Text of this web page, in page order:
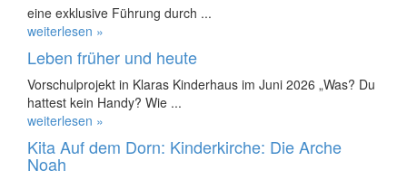
eine exklusive Führung durch ...
weiterlesen »
Leben früher und heute
Vorschulprojekt in Klaras Kinderhaus im Juni 2026 „Was? Du
hattest kein Handy? Wie ...
weiterlesen »
Kita Auf dem Dorn: Kinderkirche: Die Arche
Noah